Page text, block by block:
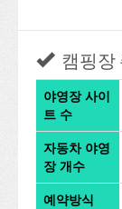
캠핑장
야영장 사이
트 수
자동차 야영
장 개수
예약방식